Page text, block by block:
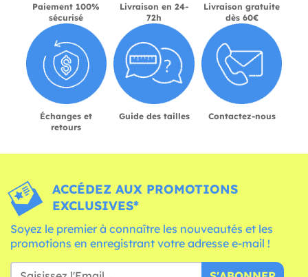
Paiement 100%
sécurisé
Livraison en 24-
72h
Livraison gratuite
dès 60€
Échanges et
retours
Guide des tailles Contactez-nous
ACCÉDEZ AUX PROMOTIONS
EXCLUSIVES*
Soyez le premier à connaître les nouveautés et les
promotions en enregistrant votre adresse e-mail !